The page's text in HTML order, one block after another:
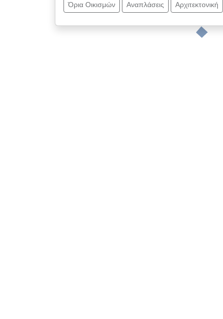
Όρια Οικισμών Αναπλάσεις Αρχιτεκτονική